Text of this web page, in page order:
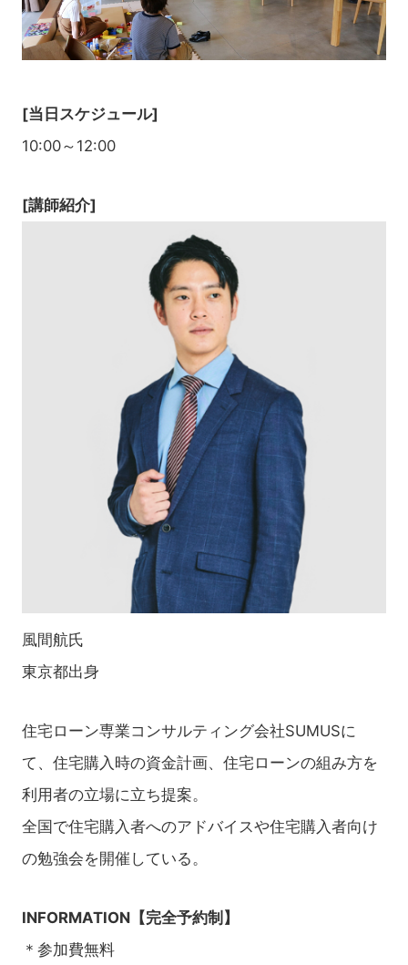
[当日スケジュール]
10:00～12:00
[講師紹介]
風間航氏
東京都出身
住宅ローン専業コンサルティング会社SUMUSに
て、住宅購入時の資金計画、住宅ローンの組み方を
利用者の立場に立ち提案。
全国で住宅購入者へのアドバイスや住宅購入者向け
の勉強会を開催している。
INFORMATION【完全予約制】
＊参加費無料